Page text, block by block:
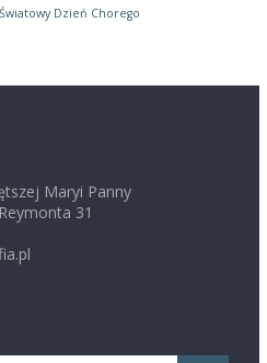
Światowy Dzień Chorego
Maryi Panny
31